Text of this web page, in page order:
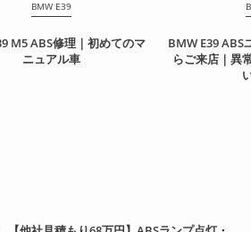
BMW E39
M5 ABS修理｜初めてのマ
ニュアル車
BMW E39 ABS
らご来店｜異